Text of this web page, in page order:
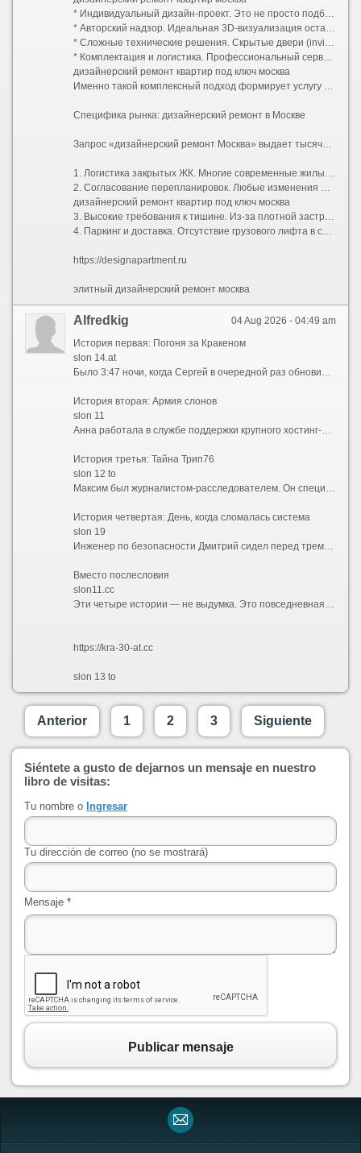
* Индивидуальный дизайн-проект. Это не просто подбор цветов, а полный пакет рабочей документации: планы демонтажа и монтажа, схемы электрики (с привязками розеток и выключателей), развертки стен, узлы примыканий, план потолков с указанием уровней и световых сценариев, раскладка плитки. В проекте учитывается каждая мелочь: от высоты вывода воды для бойлера до расположения роутера.
* Авторский надзор. Идеальная 3D-визуализация останется картинкой, если прораб решит упростить узел или сместить перегородку на 10 сантиметров. Авторский надзор гарантирует полное соответствие реализации задумке дизайнера.
* Сложные технические решения. Скрытые двери (invisible) со скрытыми петлями, магнитными замками и фугой в цвет стен; многоуровневое освещение с проходными переключателями; системы умного дома; шумоизоляция премиального уровня; приточно-вытяжная вентиляция и кондиционирование, трассы которого спрятаны за потолком без потери высоты помещения.
* Комплектация и логистика. Профессиональный сервис включает закупку черновых и чистовых материалов, их доставку, подъем на этаж и приемку партий. Заказчику не нужно искать, где купить редкий керамогранит или договариваться о возврате бракованной партии паркета.
дизайнерский ремонт квартир под ключ москва
Именно такой комплексный подход формирует услугу «дизайнерский ремонт под ключ». Клиент передает ключи от бетонной коробки (или жилья со старой отделкой) и получает обратно готовую квартиру, полностью укомплектованную техникой, светом, текстилем и даже базовым набором посуды. Все согласования проходят через одного менеджера проекта.
Специфика рынка: дизайнерский ремонт в Москве
Запрос «дизайнерский ремонт Москва» выдает тысячи предложений, но столичный регион имеет свою специфику, которую нельзя игнорировать при планировании бюджета и сроков:
1. Логистика закрытых ЖК. Многие современные жилые комплексы бизнес- и премиум-класса имеют строгие регламенты проведения работ: пропускная система, жесткие временные окна для разгрузки стройматериалов (например, с 10:00 до 18:00 по будням), обязательное страхование гражданской ответственности перед соседями.
2. Согласование перепланировок. Любые изменения мокрых зон, проемов в несущих стенах или объединение лоджии требуют официального узаконивания. Компании, специализирующиеся на дизайнерском ремонте в Москве, обычно берут этот бюрократический процесс на себя, взаимодействуя с БТИ и жилищной инспекцией.
дизайнерский ремонт квартир под ключ москва
3. Высокие требования к тишине. Из-за плотной застройки управляющие компании жестко штрафуют бригады за работу перфоратором вне разрешенных часов. Это увеличивает общий срок ремонта, так как чистая смена инструмента требует дополнительного времени.
4. Паркинг и доставка. Отсутствие грузового лифта в старом фонде или платный въезд фур во двор могут добавить существенную сумму к транспортным расходам.
https://designapartment.ru
элитный дизайнерский ремонт москва
04 Aug 2026 - 04:49 am
Alfredkig
История первая: Погоня за Кракеном
slon 14.at
Было 3:47 ночи, когда Сергей в очередной раз обновил страницу. Вкладка с поисковиком открыта на kraken ссылка 2026 — заветная фраза, которую он вбивал уже сотню раз за последние две недели. Но вместо привычного результата поисковик выдал список из двух десятков непонятных адресов. Сергей вздохнул. Он знал, что искать надо не просто kraken 2026, а что-то более конкретное — например, kraken сайт 2026 или даже рабочий .onion. Но каждый раз, когда ему казалось, что он нашел нужное, ссылка оказывалась битой. Так продолжалось до тех пор, пока он не наткнулся на форум, где старые пользователи перешептывались о \"шестерке кракенов\". Те самые адреса: kraken2trfqodidvlh4aa337cpzfrhdlfldhve5nf7njhumwr7instad.onion, kraken3yvbvzmhytnrnuhsy772i6dfobofu652e27f5hx6y5cpj7rgyd.onion, kraken4qzqnoi7ogpzpzwrxk7mw53n5i56loydwiyonu4owxsh4g67yd.onion, kraken5af44k24fwzohe6fvqfgxfsee4lgydb3ayzkfhlzqhuwlo33ad.onion, kraken6gf6o4rxewycqwjgfchzgxyfeoj5xafqbfm4vgvyaig2vmxvyd.onion и kraken7jmgt7yhhe2c4iyilthnhcugfylcztsdhh7otrr6jgdw667pqd.onion. Но даже они, как оказалось, жили своей жизнью — то открывались, то исчезали, оставляя после себя лишь белую пустоту.
История вторая: Армия слонов
slon 11
Анна работала в службе поддержки крупного хостинг-провайдера. В ее задачи входил мониторинг подозрительных доменов. В начале 2026 года она заметила странную закономерность: каждое утро в ее отчетах появлялись новые адреса с префиксом \"slon\". Сначала это был slon2 и slon2 to / slon2.to, затем slon2 at / slon2.at и slon2 cc / slon2.cc. Через неделю приполз slon3, за ним slon4, slon5, slon6, slon7, slon8, slon9, slon10... Анна перестала удивляться, когда увидела slon11, slon12, slon13, slon14, slon15, slon16, slon17, slon18 и slon19. Но самое безумное было в том, что каждый из них существовал в трех зонах — .to, .at и .cc — и в двух вариантах написания. Например, можно было открыть slon 12 to или slon12.to, и оба вели на один ресурс. \"Это не домены, — сказала она своему начальнику, — это целая армия\". Тот лишь махнул рукой: \"Блокируй по одному\". Но Анна знала: пока она заблокирует одного \"слона\", родится десять новых.
История третья: Тайна Трип76
slon 12 to
Максим был журналистом-расследователем. Он специализировался на теневых схемах в интернете. Когда ему в руки попали координаты trip76.co, он сначала не придал этому значения — обычный короткий домен, которых тысячи. Но потом он увидел trip76.at, а затем заметил, что кто-то вбивает в поисковик trip76 co и trip76 at с пробелом. Это показалось ему странным. Почему один и тот же ресурс дублируется с такой точностью? Максим начал копать глубже и обнаружил пугающую связь: домены trip76 использовались как полигон для испытаний перед тем, как новые конфигурации переносились на \"слонов\". Сначала появлялся trip76.co, потом через пару дней — slon12.to. Затем trip76.at и следом — slon 12 at. \"Это как черновик и чистовик\", — понял Максим. \"Сначала тест на Трип76, потом запуск на Слоне\". Его статья о \"цифровом конвейере\" разлетелась по сети, но спустя сутки оба trip76.co и trip76.at исчезли, словно их и не было.
История четвертая: День, когда сломалась система
slon 19
Инженер по безопасности Дмитрий сидел перед тремя мониторами. На первом был список из 108 адресов — все вариации \"слонов\" от 2 до 19: slon2.to, slon2.at, slon2.cc, slon 2 to, slon 2 at, slon 2 cc, slon3.to, slon3.at, slon3.cc, slon 3 to, slon 3 at, slon 3 cc, и так далее до slon19, включая slon 19 to, slon 19 at, slon 19 cc. На втором мониторе горели длинные .onion-адреса — вся \"шестерка кракенов\". На третьем — короткие \"трипы\": trip76.co, trip76.at, trip76 co, trip76 at. Дмитрий пытался понять, как все это связано с исходным запросом kraken ссылка 2026. Вдруг его осенило: это не сеть. Это организм. Каждый элемент подменяет другой, когда тот падает. Блокируешь slon2.to — просыпается slon2.at. Блокируешь все \"слоны\" — поднимаются \"кракены\". Блокируешь \"кракенов\" — в дело вступают \"трипы\". Круг замкнулся. В 23:59 Дмитрий выключил мониторы и написал в общем чате всего два слова: \"Мы не победим\". Наутро его коллеги обнаружили новый адрес в списке — slon20.to. И никто не знал, сколько их еще появится завтра.
Вместо послесловия
slon11.cc
Эти четыре истории — не выдумка. Это повседневная реальность 2026 года. Миллионы пользователей ежедневно пытаются найти рабочий вход среди kraken ссылка 2026, тысячи системных администраторов воюют с полчищами \"слонов\", журналисты охотятся за \"трипами\", а инженеры ломают голову над \"кракенами\". Но главный урок, который можно извлечь из всех этих историй, прост: если система плодит бесконечные зеркала с номерами от 2 до 19, если она использует .to, .at и .cc как сменные картриджи, если она прячется за длинными .onion-адресами — значит, ей нечего предложить, кроме бесконечной гонки. И единственный способ выйти из этой гонки — даже не вступать в нее. Не искать. Не кликать. Не доверять. Потому что за каждой из этих ссылок — будь то короткое trip76.at, пронумерованный slon 12.cc или монстрообразный kraken2trfq...onion — стоит не безопасность, а ловушка.
https://kra-30-at.cc
slon 13 to
Anterior 1 2 3 Siguiente
Siéntete a gusto de dejarnos un mensaje en nuestro
libro de visitas:
Tu nombre o Ingresar
Tu dirección de correo (no se mostrará)
Mensaje *
Publicar mensaje